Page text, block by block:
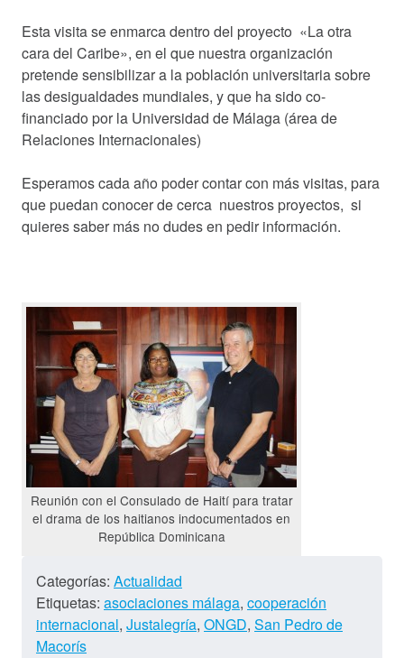
Esta visita se enmarca dentro del proyecto «La otra
cara del Caribe», en el que nuestra organización
pretende sensibilizar a la población universitaria sobre
las desigualdades mundiales, y que ha sido co-
financiado por la Universidad de Málaga (área de
Relaciones Internacionales)
Esperamos cada año poder contar con más visitas, para
que puedan conocer de cerca nuestros proyectos, si
quieres saber más no dudes en pedir información.
Reunión con el Consulado de Haití para tratar
el drama de los haitianos indocumentados en
República Dominicana
Categorías: Actualidad
Etiquetas: asociaciones málaga, cooperación
internacional, Justalegría, ONGD, San Pedro de
Macorís